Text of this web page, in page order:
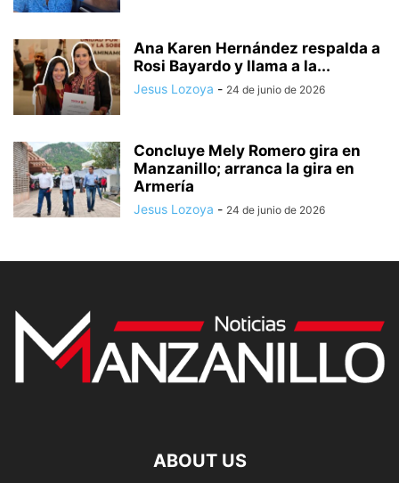
Ana Karen Hernández respalda a
Rosi Bayardo y llama a la...
Jesus Lozoya - 24 de junio de 2026
Concluye Mely Romero gira en
Manzanillo; arranca la gira en
Armería
Jesus Lozoya - 24 de junio de 2026
ABOUT US